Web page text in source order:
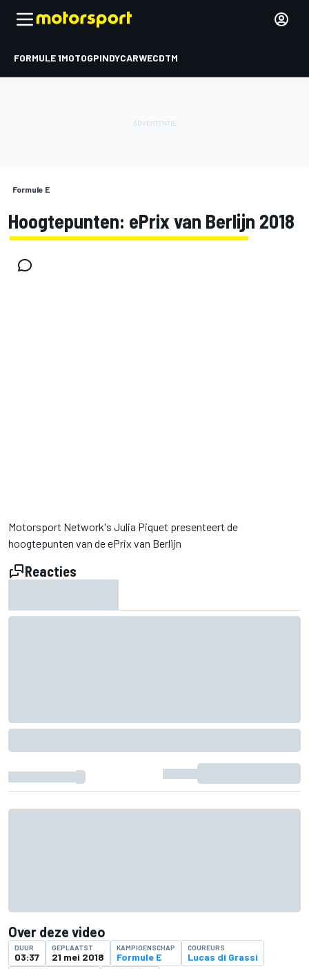
FORMULE 1MOTOGPINDYCARWECDTM
Formule E
Hoogtepunten: ePrix van Berlijn 2018
Motorsport Network's Julia Piquet presenteert de
hoogtepunten van de ePrix van Berlijn
Reacties
Over deze video
DUUR
03:37
GEPLAATST
21 mei 2018
KAMPIOENSCHAP
Formule E
COUREURS
Lucas di Grassi